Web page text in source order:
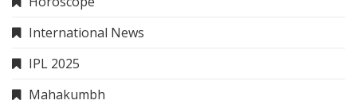
International News
IPL 2025
Mahakumbh